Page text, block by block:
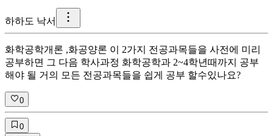
하하도 낙서
화학공학개론 ,화공양론 이 2가지 전공과목들을 사전에 미리
공부하면 그 다음 학사과정 화학공학과 2~4학년때까지 공부
해야 될 거의 모든 전공과목들을 쉽게 공부 할수있나요?
0
0